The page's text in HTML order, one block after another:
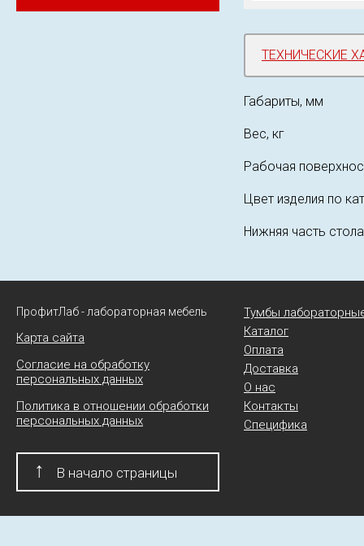
ТЕХНИЧЕСКИЕ
Габариты, мм
Вес, кг
Рабочая
Цвет изделия по
Нижняя часть стола
ПрофитЛаб - лабораторная мебель
Карта сайта
Согласие на обработку
персональных данных
Политика в отношении обработки
персональных данных
↑ В начало страницы
Тумбы
Каталог
Оплата
Доставка
О нас
Контакты
Специфика